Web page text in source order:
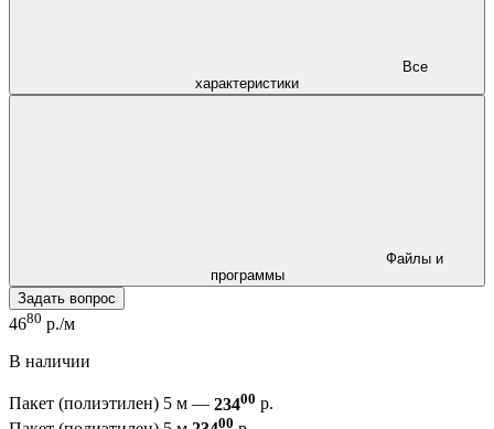
характеристики
программы
Задать вопрос
4680 р./м
В наличии
Пакет (полиэтилен) 5 м — 23400 р.
00